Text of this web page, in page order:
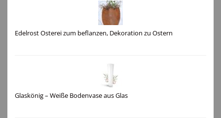
Edelrost Osterei zum beflanzen, Dekoration zu Ostern
Glaskönig – Weiße Bodenvase aus Glas